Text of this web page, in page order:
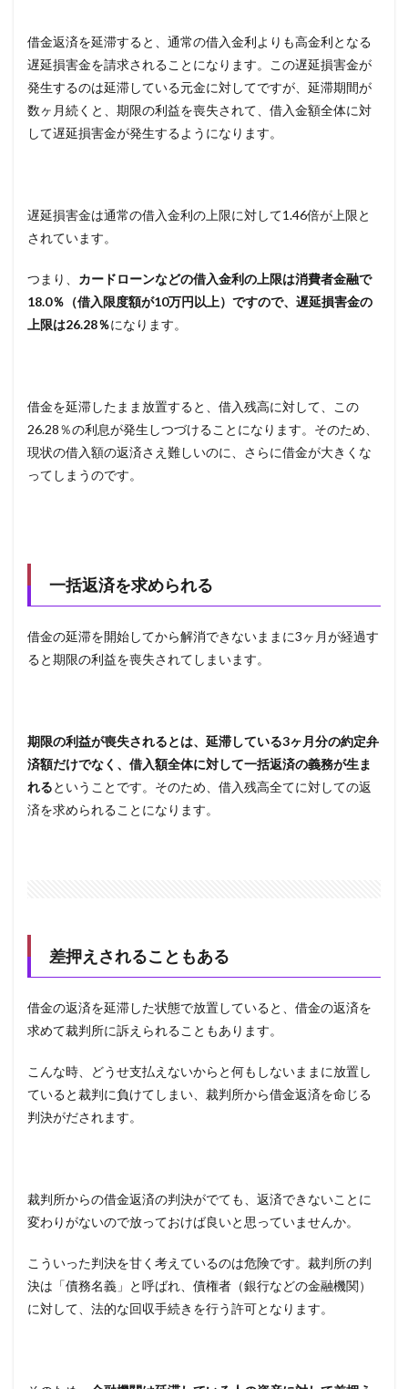
無駄
な費
用を
削減
する
2.4
える
3
整理
門家
に相
士な
専門
家に
相談
借金返済を延滞すると、通常の借入金利よりも高金利となる
遅延損害金を請求されることになります。この遅延損害金が
発生するのは延滞している元金に対してですが、延滞期間が
数ヶ月続くと、期限の利益を喪失されて、借入金額全体に対
して遅延損害金が発生するようになります。
遅延損害金は通常の借入金利の上限に対して1.46倍が上限と
されています。
つまり、 カードローンなどの借入金利の上限は消費者金融で
18.0％（借入限度額が10万円以上）ですので、遅延損害金の
上限は26.28％になります。
借金を延滞したまま放置すると、借入残高に対して、この
26.28％の利息が発生しつづけることになります。そのため、
現状の借入額の返済さえ難しいのに、さらに借金が大きくな
ってしまうのです。
一括返済を求められる
借金の延滞を開始してから解消できないままに3ヶ月が経過す
ると期限の利益を喪失されてしまいます。
期限の利益が喪失されるとは、延滞している3ヶ月分の約定弁
済額だけでなく、借入額全体に対して一括返済の義務が生ま
れるということです。そのため、借入残高全てに対しての返
済を求められることになります。
差押えされることもある
借金の返済を延滞した状態で放置していると、借金の返済を
求めて裁判所に訴えられることもあります。
こんな時、どうせ支払えないからと何もしないままに放置し
ていると裁判に負けてしまい、裁判所から借金返済を命じる
判決がだされます。
裁判所からの借金返済の判決がでても、返済できないことに
変わりがないので放っておけば良いと思っていませんか。
こういった判決を甘く考えているのは危険です。裁判所の判
決は「債務名義」と呼ばれ、債権者（銀行などの金融機関）
に対して、法的な回収手続きを行う許可となります。